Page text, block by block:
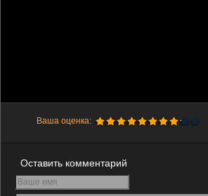
Ваша оценка:
Оставить комментарий